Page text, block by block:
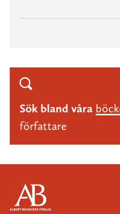
Sök bland våra
författare